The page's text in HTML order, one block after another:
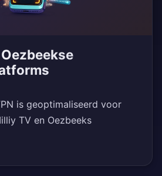
is geoptimaliseerd voor
TV en Oezbeeks